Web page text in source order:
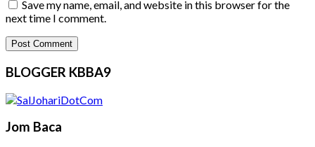
Save my name, email, and website in this browser for the
next time I comment.
BLOGGER KBBA9
Jom Baca